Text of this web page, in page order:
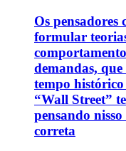
Os pensadores
formular
demandas,
tempo
“Wall Street”
pensando
correta